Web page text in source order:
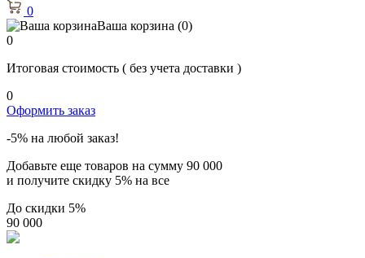
0
Ваша корзина (0)
0
Итоговая стоимость ( без учета доставки )
0
Оформить заказ
-5% на любой заказ!
Добавьте еще товаров на сумму 90 000
и получите скидку 5% на все
До скидки 5%
90 000